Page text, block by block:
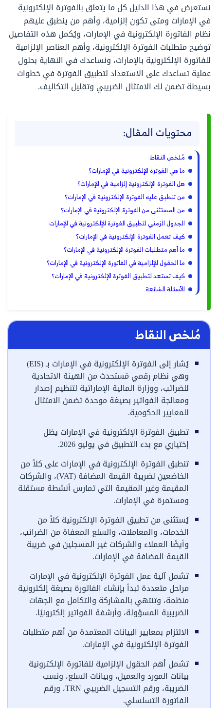
نستعرض في هذا الدليل كل ما يتعلق بالفوترة الإلكترونية
في الإمارات ومتى تكون إلزامية، وأهم من ينطبق عليهم
نظام الفاتورة الإلكترونية في الإمارات، ويُكمل هذه التفاصيل
توضيح متطلبات الفوترة الإلكترونية، وأهم العناصر الإلزامية
للفاتورة الإلكترونية بالإمارات، ونساعدك في النهاية بحلول
عملية تساعدك على الاستعداد لتطبيق الفوترة في خطوات
بسيطة تضمن لك الامتثال الضريبي وتقليل التكاليف.
محتويات المقال:
مُلخص النقاط
ما هي الفوترة الإلكترونية في الإمارات؟
هل الفوترة الإلكترونية إلزامية في الإمارات؟
من تنطبق عليه الفوترة الإلكترونية في الإمارات؟
من المستثنى من الفوترة الإلكترونية في الإمارات؟
الجدول الزمني لتطبيق الفوترة الإلكترونية في الإمارات
كيف تعمل الفوترة الإلكترونية في الإمارات؟
ما أهم متطلبات الفوترة الإلكترونية في الإمارات؟
ما الحقول الإلزامية في الفاتورة الإلكترونية في الإمارات؟
كيف تستعد لتطبيق الفوترة الإلكترونية في الإمارات؟
الأسئلة الشائعة
مُلخص النقاط
يُشار إلى الفوترة الإلكترونية في الإمارات بـ (EIS)
وهي نظام رقمي مُستحدث من الهيئة الاتحادية
للضرائب، ووزارة المالية الإماراتية لتنظيم إصدار
ومعالجة الفواتير بصيغة موحدة تضمن الامتثال
للمعايير الحكومية.
تطبيق الفوترة الإلكترونية في الإمارات يظل
إختياري مع بدء التطبيق في يوليو 2026.
تنطبق الفوترة الإلكترونية في الإمارات على كلاً من
الخاضعين لضريبة القيمة المضافة (VAT)، والشركات
المقيمة وغير المقيمة التي تمارس أنشطة مستقلة
ومستمرة في الإمارات.
يُستثنى من تطبيق الفوترة الإلكترونية كلاً من
الخدمات، والمعاملات، والسلع المعفاة من الضرائب،
وأيضًا العملاء والشركات غير المسجلين في ضريبة
القيمة المضافة في الإمارات.
تشمل آلية عمل الفوترة الإلكترونية في الإمارات
مراحل متعددة تبدأ بإنشاء الفاتورة بصيغة إلكترونية
منظمة، وتنتهي بالمشاركة والتكامل مع الجهات
الضريبية المسؤولة، وأرشفة الفواتير إلكترونيًا.
الالتزام بمعايير البيانات المعتمدة من أهم متطلبات
الفوترة الإلكترونية في الإمارات.
تشمل أهم الحقول الإلزامية للفاتورة الإلكترونية
بيانات المورد والعميل، وبيانات السلع، ونسب
الضريبة، ورقم التسجيل الضريبي TRN، ورقم
الفاتورة التسلسلي.